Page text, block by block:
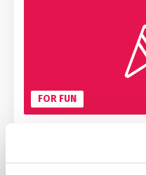
FOR FUN